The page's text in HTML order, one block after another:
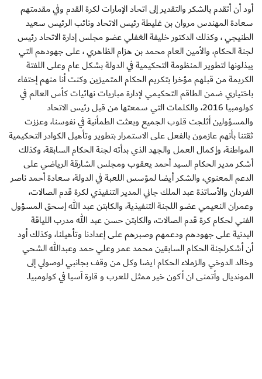
أود أن أتقدم بالشكر والتقدير إلى اتحاد الإمارات لكرة القدم وفي مقدمتهم
سعادة المهندس مروان بن غليطة رئيس الاتحاد ونائب الرئيس سعيد
الطنيجي ، وكذلك الدكتور خليفة الغفلي عضو مجلس إدارة الاتحاد رئيس
لجنة الحكام، والأمين العام محمد بن هزام الظاهري ، على جهودهم التي
يبذلونها لتطوير المنظومة التحكيمية في الدولة بشكل عام وعلى اللفتة
الكريمة من قبلهم مؤخرا بتكريم الحكام المتميزين وكنت أنا منهم إحتفاء
باختياري ضمن الطاقم التحكيمي لإدارة مباريات نهائيات كأس العالم في
كولومبيا 2016، والكلمات التي سمعتها من قبل رئيس الاتحاد
والمسؤولين أثلجت قلوب الجميع وبعثت الطمأنية في نفوسنا، وعززت
ثقتنا بأنهم عازمون بالفعل على الاستمرار بتطوير وتأهيل الكوادر التحكيمية
المواطنة، وإكمال العمل والجهد الذي بدأته لجنة الحكام السابقة، وكذلك
أشكر مدير الحكام السيد أحمد يعقوب ومجلس الشارقة الرياضي على
الدعم المعنوي، والشكر أيضا لمؤسس اللعبة في الدولة، سعادة أحمد ناصر
الفردان والأساتذة عبد الملك جاني المدير التنفيذي لكرة قدم الصالات،
وعمران النعيمي عضو اللجنة التنفيذية، والكابتن عبد الله إسحق المسؤول
الفني لحكام كرة قدم الصالات، والكابتن حسن عبد الله مدرب اللياقة
البدنية على جهودهم ودعمهم وصبرهم على إعدادنا وتأهيلنا، وكذلك أود
أن أشكرلجنة الحكام السابقين محمد عمر وعلي حمد وعبدالله الشحي
وخالد الدوخي والزملاء الحكام ايضا وكل من وقف بجانبي لوصولي إلى
المونديال وأتمنى ان أكون خير ممثل للعرب و قارة آسيا في كولومبيا.